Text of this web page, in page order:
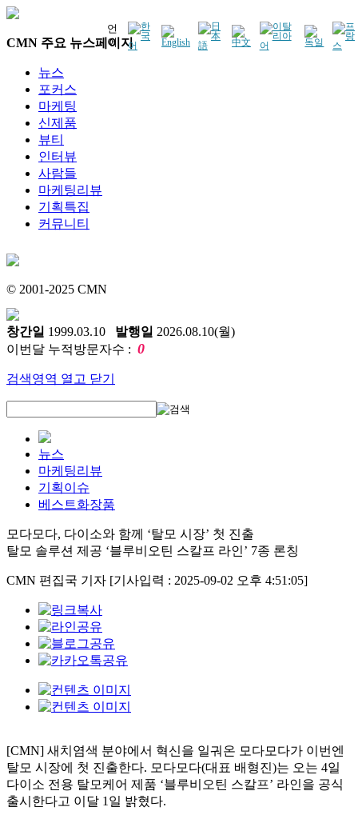
언
어
CMN 주요 뉴스페이지
뉴스
포커스
마케팅
신제품
뷰티
인터뷰
사람들
마케팅리뷰
기획특집
커뮤니티
© 2001-2025 CMN
창간일 1999.03.10 발행일 2026.08.10(월)
이번달 누적방문자수 : 0
검색영역 열고 닫기
뉴스
마케팅리뷰
기획이슈
베스트화장품
모다모다, 다이소와 함께 ‘탈모 시장’ 첫 진출
탈모 솔루션 제공 ‘블루비오틴 스칼프 라인’ 7종 론칭
CMN 편집국 기자 [기사입력 : 2025-09-02 오후 4:51:05]
[CMN] 새치염색 분야에서 혁신을 일궈온 모다모다가 이번엔
탈모 시장에 첫 진출한다. 모다모다(대표 배형진)는 오는 4일
다이소 전용 탈모케어 제품 ‘블루비오틴 스칼프’ 라인을 공식
출시한다고 이달 1일 밝혔다.